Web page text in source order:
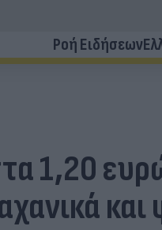
Ροή Ειδήσεων
1,20